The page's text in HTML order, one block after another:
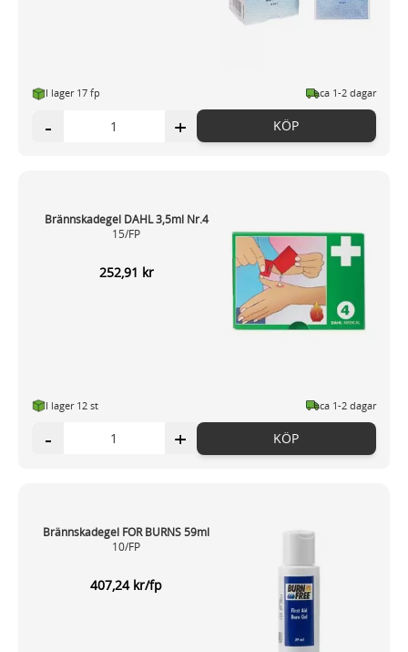
I lager 17 fp ca 1-2 dagar
- + KÖP
Brännskadegel DAHL 3,5ml Nr.4
15/FP
252,91 kr
I lager 12 st ca 1-2 dagar
- + KÖP
Brännskadegel FOR BURNS 59ml
10/FP
407,24 kr/fp